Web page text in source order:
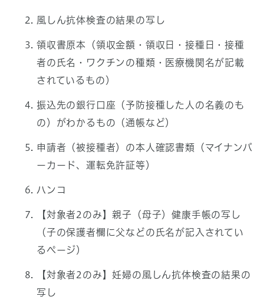
風しん抗体検査の結果の写し
領収書原本（領収金額・領収日・接種日・接種
者の氏名・ワクチンの種類・医療機関名が記載
されているもの）
振込先の銀行口座（予防接種した人の名義のも
の）がわかるもの（通帳など）
申請者（被接種者）の本人確認書類（マイナンバ
ーカード、運転免許証等）
ハンコ
【対象者2のみ】親子（母子）健康手帳の写し
（子の保護者欄に父などの氏名が記入されてい
るページ）
【対象者2のみ】妊婦の風しん抗体検査の結果の
写し